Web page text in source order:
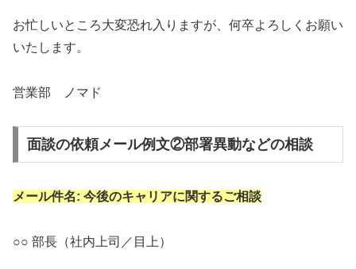
お忙しいところ大変恐れ入りますが、何卒よろしくお願い
いたします。
営業部 ノマド
面談の依頼メール例文②部署異動などの相談
メール件名: 今後のキャリアに関するご相談
○○ 部長（社内上司／目上）